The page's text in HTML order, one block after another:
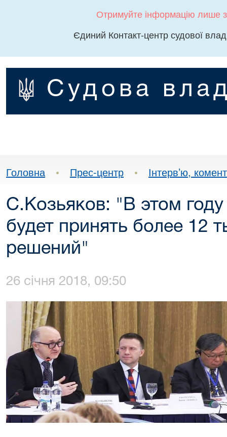
Отримуйте інформацію лише
Єдиний Контакт-центр судової
Судова
Головна • Прес-центр • Інтерв’ю,
С.Козьяков: "В этом
будет принять более 12
решений"
26 січня 2018, 09:50